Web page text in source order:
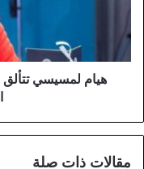
الناظور
الدولي
للمسرحهيام لمسيسي
مقالات ذات صلة